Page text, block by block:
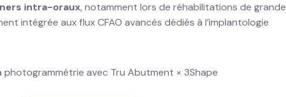
intra-oraux, notamment lors de réhabilitations de grande
intégrée aux flux CFAO avancés dédiés à l’implantologie
photogrammétrie avec Tru Abutment × 3Shape